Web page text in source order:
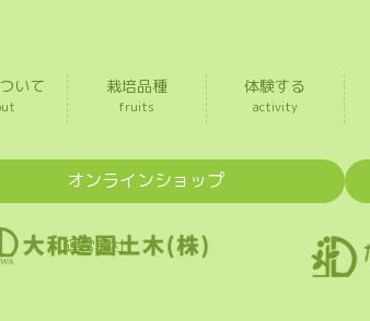
いて 栽培品種
fruits
体験する
activity
オンラインショップ
グ
ル
プ
リ
運営会社